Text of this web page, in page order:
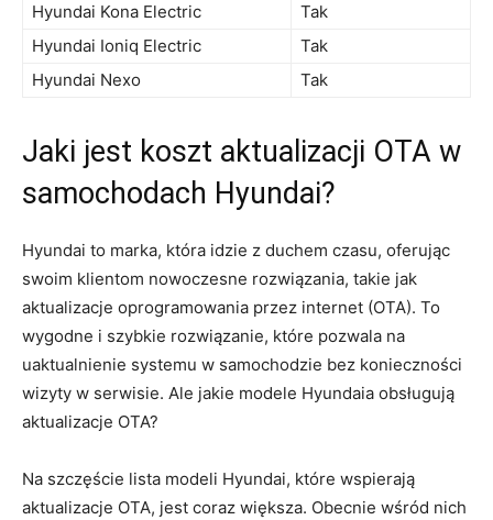
Hyundai Kona ⁤Electric
Tak
Hyundai Ioniq Electric
Tak
Hyundai Nexo
Tak
Jaki jest koszt aktualizacji OTA w
samochodach Hyundai?
Hyundai to marka, ⁢która idzie z duchem czasu,⁤ oferując
swoim klientom nowoczesne rozwiązania, takie jak
aktualizacje oprogramowania przez internet (OTA). To⁢
wygodne i szybkie rozwiązanie, które pozwala na
uaktualnienie systemu w samochodzie bez konieczności
wizyty w‌ serwisie. Ale jakie modele Hyundaia obsługują
aktualizacje OTA?
Na szczęście lista modeli​ Hyundai, które wspierają
aktualizacje OTA, jest coraz większa. Obecnie wśród nich